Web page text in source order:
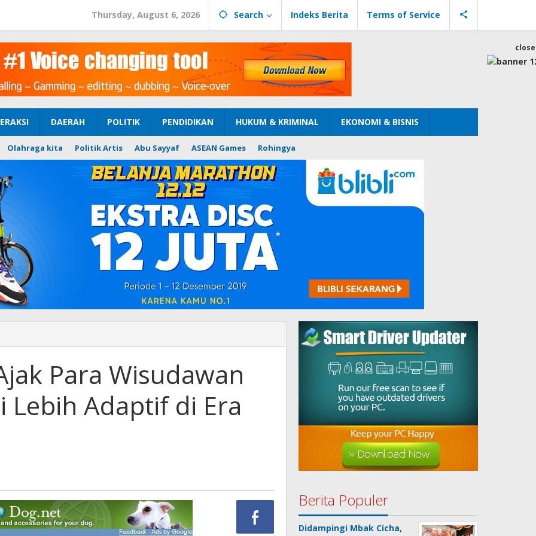
Thursday, August 6, 2026 Search Indeks Berita Terms of Service
DAERAH POLITIK PENDIDIKAN HUKUM & KRIMINAL EKONOMI & BISNIS
Olahraga kita Politik Artis Abu Sayyaf ASEAN Games Rohingya
close
Para Wisudawan
Lebih Adaptif di Era
Berita Populer
Didampingi Mbak Cicha,